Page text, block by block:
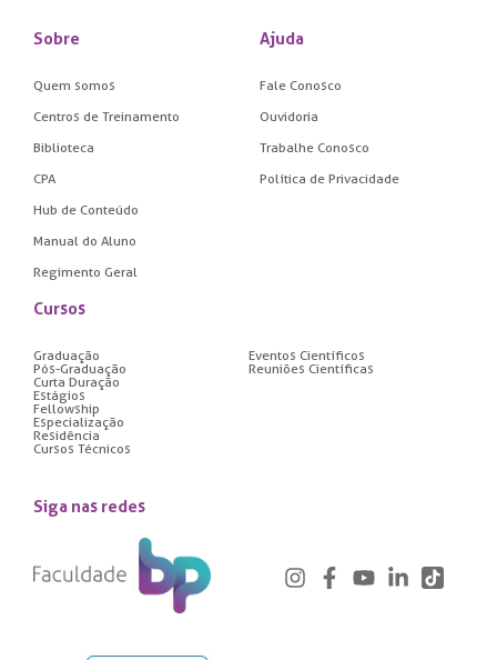
Sobre
Quem somos
Centros de Treinamento
Biblioteca
CPA
Hub de Conteúdo
Manual do Aluno
Regimento Geral
Ajuda
Fale Conosco
Ouvidoria
Trabalhe Conosco
Política de Privacidade
Cursos
Graduação
Pós-Graduação
Curta Duração
Estágios
Fellowship
Especialização
Residência
Cursos Técnicos
Eventos Científicos
Reuniões Científicas
Siga nas redes